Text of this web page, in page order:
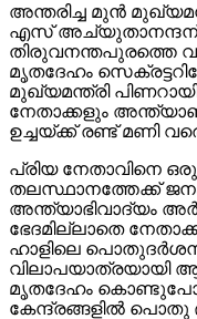
അന്തരിച്ച മുൻ
എസ് അച്യുതാനന്ദന്
തിരുവനന്തപുരത്തെ
മൃതദേഹം
മുഖ്യമന്ത്രി
നേതാക്കളും
ഉച്ചയ്ക്ക് രണ്ട് മണി
പ്രിയ നേതാവിനെ
തലസ്ഥാനത്തേക്ക്
അന്ത്യാഭിവാദ്യം
ഭേദമില്ലാതെ
ഹാളിലെ
വിലാപയാത്രയായി
മൃതദേഹം
കേന്ദ്രങ്ങളിൽ പൊതു